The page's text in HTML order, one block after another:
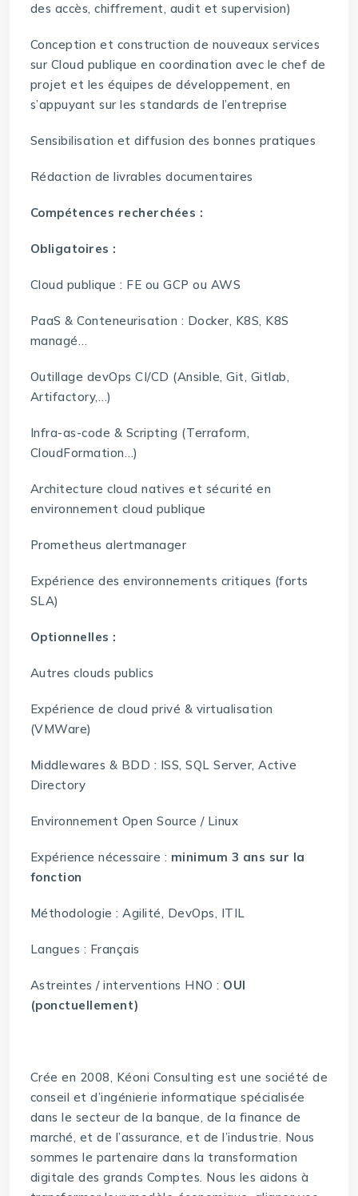
des accès, chiffrement, audit et supervision)
Conception et construction de nouveaux services
sur Cloud publique en coordination avec le chef de
projet et les équipes de développement, en
s’appuyant sur les standards de l’entreprise
Sensibilisation et diffusion des bonnes pratiques
Rédaction de livrables documentaires
Compétences recherchées :
Obligatoires :
Cloud publique : FE ou GCP ou AWS
PaaS & Conteneurisation : Docker, K8S, K8S
managé…
Outillage devOps CI/CD (Ansible, Git, Gitlab,
Artifactory,…)
Infra-as-code & Scripting (Terraform,
CloudFormation…)
Architecture cloud natives et sécurité en
environnement cloud publique
Prometheus alertmanager
Expérience des environnements critiques (forts
SLA)
Optionnelles :
Autres clouds publics
Expérience de cloud privé & virtualisation
(VMWare)
Middlewares & BDD : ISS, SQL Server, Active
Directory
Environnement Open Source / Linux
Expérience nécessaire : minimum 3 ans sur la
fonction
Méthodologie : Agilité, DevOps, ITIL
Langues : Français
Astreintes / interventions HNO : OUI
(ponctuellement)
Crée en 2008, Kéoni Consulting est une société de
conseil et d’ingénierie informatique spécialisée
dans le secteur de la banque, de la finance de
marché, et de l’assurance, et de l’industrie. Nous
sommes le partenaire dans la transformation
digitale des grands Comptes. Nous les aidons à